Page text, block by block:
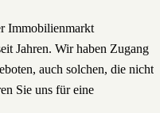
Immobilienmarkt
Jahren. Wir haben Zugang
auch solchen, die nicht
Sie uns für eine